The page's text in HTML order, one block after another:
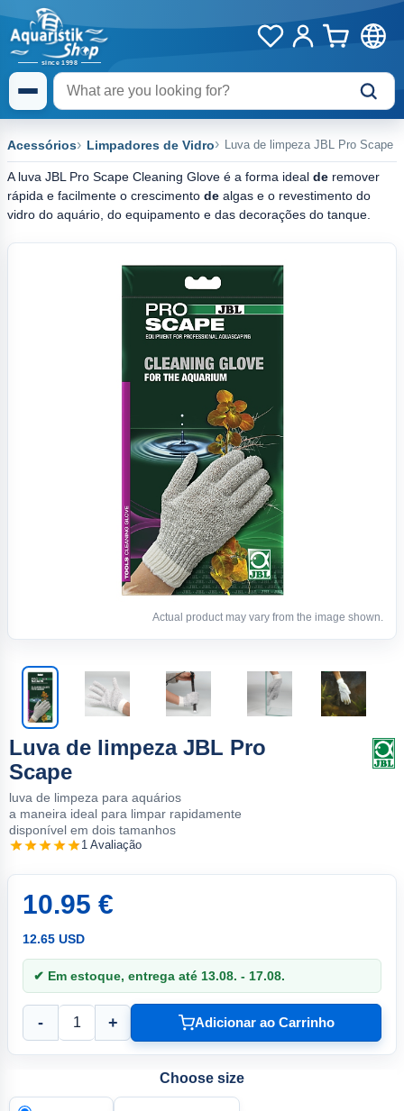
Acessórios Limpadores de Vidro Luva de limpeza JBL Pro Scape
A luva JBL Pro Scape Cleaning Glove é a forma ideal de remover
rápida e facilmente o crescimento de algas e o revestimento do
vidro do aquário, do equipamento e das decorações do tanque.
Actual product may vary from the image shown.
Luva de limpeza JBL Pro
Scape
luva de limpeza para aquários
a maneira ideal para limpar rapidamente
disponível em dois tamanhos
1 Avaliação
10.95 €
12.65 USD
✔ Em estoque, entrega até 13.08. - 17.08.
- + Adicionar ao Carrinho
Choose size